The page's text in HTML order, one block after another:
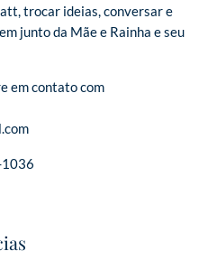
trocar ideias, conversar e
junto da Mãe e Rainha e seu
em contato com